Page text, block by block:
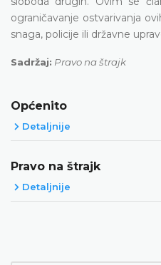
ograničavanje ostvarivanja
snaga, policije ili državne
Sadržaj: Pravo na štrajk
Općenito
Detaljnije
Pravo na štrajk
Detaljnije